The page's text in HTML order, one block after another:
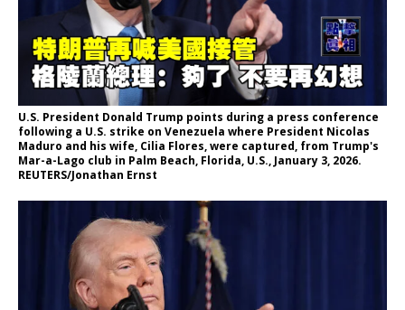
U.S. President Donald Trump points during a press conference
following a U.S. strike on Venezuela where President Nicolas
Maduro and his wife, Cilia Flores, were captured, from Trump's
Mar-a-Lago club in Palm Beach, Florida, U.S., January 3, 2026.
REUTERS/Jonathan Ernst